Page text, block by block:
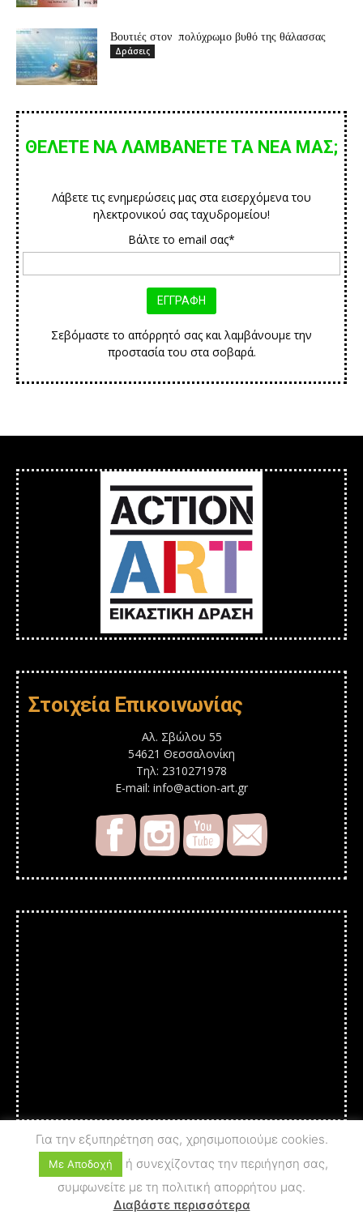
Βουτιές στον πολύχρωμο βυθό της θάλασσας
Δράσεις
ΘΕΛΕΤΕ ΝΑ ΛΑΜΒΑΝΕΤΕ ΤΑ ΝΕΑ ΜΑΣ;
Λάβετε τις ενημερώσεις μας στα εισερχόμενα του
ηλεκτρονικού σας ταχυδρομείου!
Βάλτε το email σας*
Σεβόμαστε το απόρρητό σας και λαμβάνουμε την
προστασία του στα σοβαρά.
Στοιχεία Επικοινωνίας
Αλ. Σβώλου 55
54621 Θεσσαλονίκη
Τηλ: 2310271978
E-mail: info@action-art.gr
© 2025 A c t i o n - A r tPRIVACY POLICY
Για την εξυπηρέτηση σας, χρησιμοποιούμε cookies.
Με Αποδοχή
ή συνεχίζοντας την περιήγηση σας,
συμφωνείτε με τη πολιτική απορρήτου μας.
Διαβάστε περισσότερα